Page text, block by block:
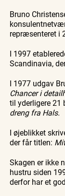
Bruno
repræsenteret i
I 1997
Scandinavia,
I 1977 udgav
Chancer i
til yderligere 21
dreng fra Hals.
I øjeblikket
der får titlen:
Skagen er ikke
hustru siden
derfor har et